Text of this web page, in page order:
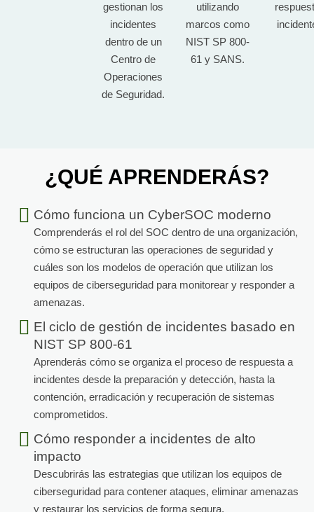
gestionan los
incidentes
dentro de un
Centro de
Operaciones
de Seguridad.
utilizando
marcos como
NIST SP 800-
61 y SANS.
¿QUÉ APRENDERÁS?
Cómo funciona un CyberSOC moderno
Comprenderás el rol del SOC dentro de una organización,
cómo se estructuran las operaciones de seguridad y
cuáles son los modelos de operación que utilizan los
equipos de ciberseguridad para monitorear y responder a
amenazas.
El ciclo de gestión de incidentes basado en
NIST SP 800-61
Aprenderás cómo se organiza el proceso de respuesta a
incidentes desde la preparación y detección, hasta la
contención, erradicación y recuperación de sistemas
comprometidos.
Cómo responder a incidentes de alto
impacto
Descubrirás las estrategias que utilizan los equipos de
ciberseguridad para contener ataques, eliminar amenazas
y restaurar los servicios de forma segura.